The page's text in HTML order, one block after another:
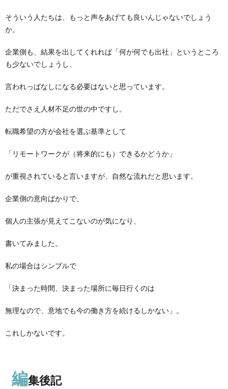
そういう人たちは、もっと声をあげても良いんじゃないでしょう
か。
企業側も、結果を出してくれれば「何が何でも出社」というところ
も少ないでしょうし、
言われっぱなしになる必要はないと思っています。
ただでさえ人材不足の世の中ですし。
転職希望の方が会社を選ぶ基準として
「リモートワークが（将来的にも）できるかどうか」
が重視されていると言いますが、自然な流れだと思います。
企業側の意向ばかりで、
個人の主張が見えてこないのが気になり、
書いてみました。
私の場合はシンプルで
「決まった時間、決まった場所に毎日行くのは
無理なので、意地でも今の働き方を続けるしかない」。
これしかないです。
編集後記